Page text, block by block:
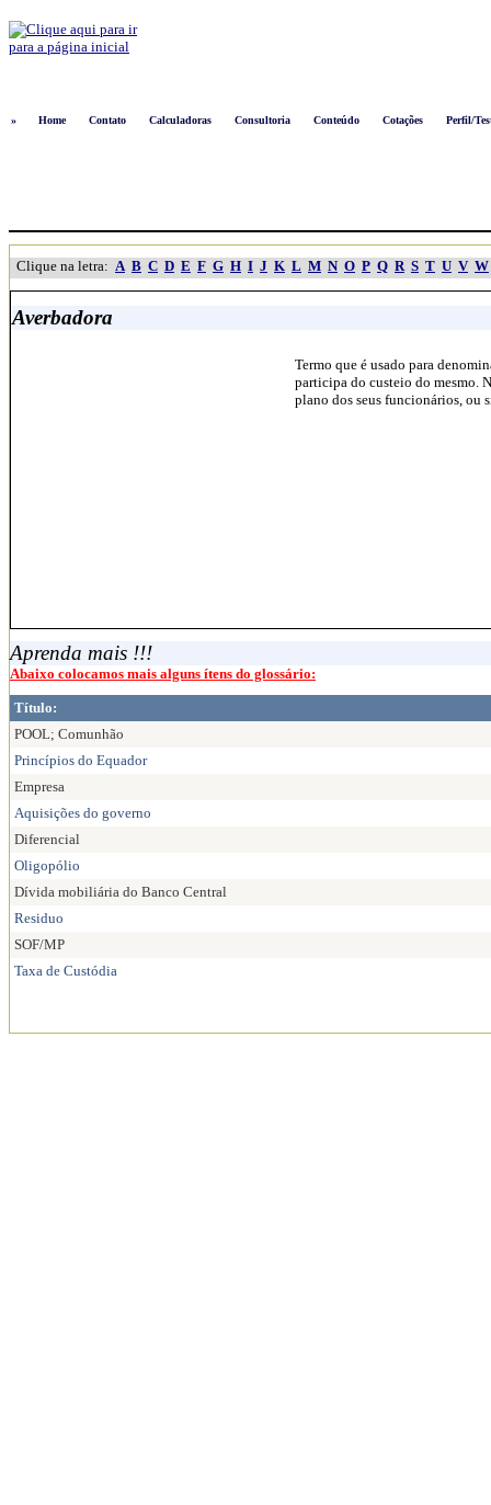
»
Home Contato Calculadoras Consultoria Conteúdo Cotações Perfil/
Clique na letra: A B C D E F G H I J K L M N O P Q R S T U V W
Averbadora
Termo que é usado para
participa do custeio do mesmo.
plano dos seus funcionários, ou
Aprenda mais !!!
Abaixo colocamos mais alguns ítens do glossário:
Título:
POOL; Comunhão
Princípios do Equador
Empresa
Aquisições do governo
Diferencial
Oligopólio
Dívida mobiliária do Banco Central
Residuo
SOF/MP
Taxa de Custódia